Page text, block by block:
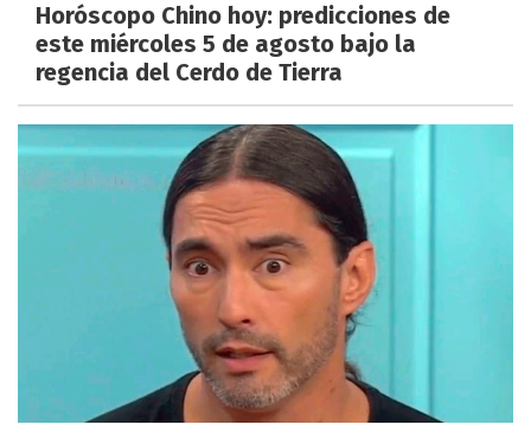
Horóscopo Chino hoy: predicciones de
este miércoles 5 de agosto bajo la
regencia del Cerdo de Tierra